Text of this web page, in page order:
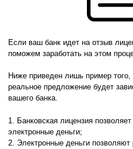
Если ваш банк идет на отзыв
поможем заработать на этом
Ниже приведен лишь пример того,
реальное предложение будет
вашего банка.
1. Банковская лицензия
электронные деньги;
2. Электронные деньги